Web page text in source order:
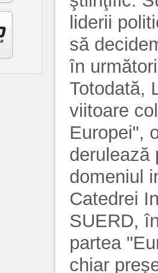
liderii
să
în
Totodată,
viitoare
Europei",
derulează
domeniul
Catedrei
SUERD,
partea
chiar